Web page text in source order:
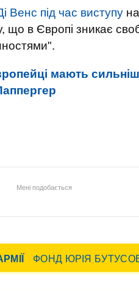
Венс під час виступу
що в Європі зникає
мають
Мені подобається